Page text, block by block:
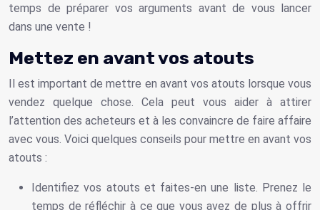
temps de préparer vos arguments avant de vous lancer
dans une vente !
Mettez en avant vos atouts
Il est important de mettre en avant vos atouts lorsque vous
vendez quelque chose. Cela peut vous aider à attirer
l’attention des acheteurs et à les convaincre de faire affaire
avec vous. Voici quelques conseils pour mettre en avant vos
atouts :
Identifiez vos atouts et faites-en une liste. Prenez le
temps de réfléchir à ce que vous avez de plus à offrir